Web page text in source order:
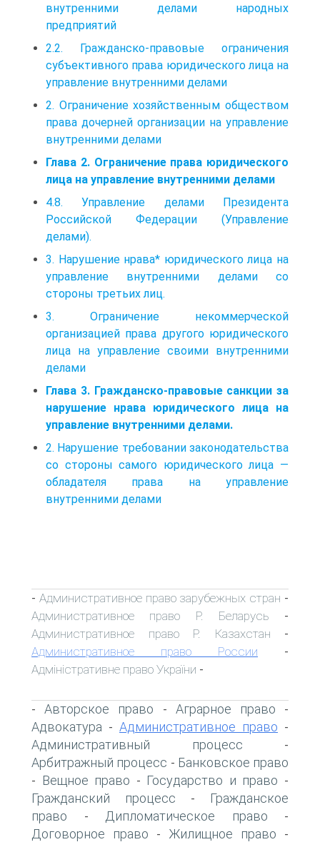
внутренними делами народных
предприятий
2.2. Гражданско-правовые ограничения
субъективного права юридического лица на
управление внутренними делами
2. Ограничение хозяйственным обществом
права дочерней организации на управление
внутренними делами
Глава 2. Ограничение права юридического
лица на управление внутренними делами
4.8. Управление делами Президента
Российской Федерации (Управление
делами).
3. Нарушение нрава* юридического лица на
управление внутренними делами со
стороны третьих лиц.
3. Ограничение некоммерческой
организацией права другого юридического
лица на управление своими внутренними
делами
Глава 3. Гражданско-правовые санкции за
нарушение нрава юридического лица на
управление внутренними делами.
2. Нарушение требовании законодательства
со стороны самого юридического лица —
обладателя права на управление
внутренними делами
- Административное право зарубежных стран -
Административное право Р. Беларусь -
Административное право Р. Казахстан -
Административное право России -
Адміністративне право України -
-Авторское право - Аграрное право -
Адвокатура - Административное право -
Административный процесс -
Арбитражный процесс - Банковское право
- Вещное право - Государство и право -
Гражданский процесс -
Гражданское
право - Дипломатическое право -
Договорное право - Жилищное право -